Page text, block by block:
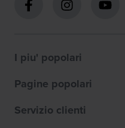
I piu' popolari
Pagine popolari
Servizio clienti